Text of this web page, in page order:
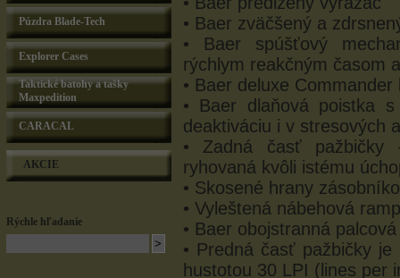
Púzdra Blade-Tech
Explorer Cases
Taktické batohy a tašky
Maxpedition
CARACAL
AKCIE
Rýchle hľadanie
• Baer zväčšený a
• Baer spúšťový
rýchlym reakčným časom
• Baer deluxe Commander
• Baer dlaňová poistka
deaktiváciu i v stresových
• Zadná časť pažbičky
ryhovaná kvôli istému
• Skosené hrany
• Vyleštená nábehová
• Baer obojstranná
• Predná časť pažbičky
hustotou 30 LPI (lines per